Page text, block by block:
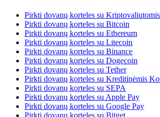
Pirkti dovanų korteles su Kriptovaliutomis
Pirkti dovanų korteles su Bitcoin
Pirkti dovanų korteles su Ethereum
Pirkti dovanų korteles su Litecoin
Pirkti dovanų korteles su Binance
Pirkti dovanų korteles su Dogecoin
Pirkti dovanų korteles su Tether
Pirkti dovanų korteles su Kreditinėmis
Pirkti dovanų korteles su SEPA
Pirkti dovanų korteles su Apple Pay
Pirkti dovanų korteles su Google Pay
Pirkti dovanų korteles su Bitget